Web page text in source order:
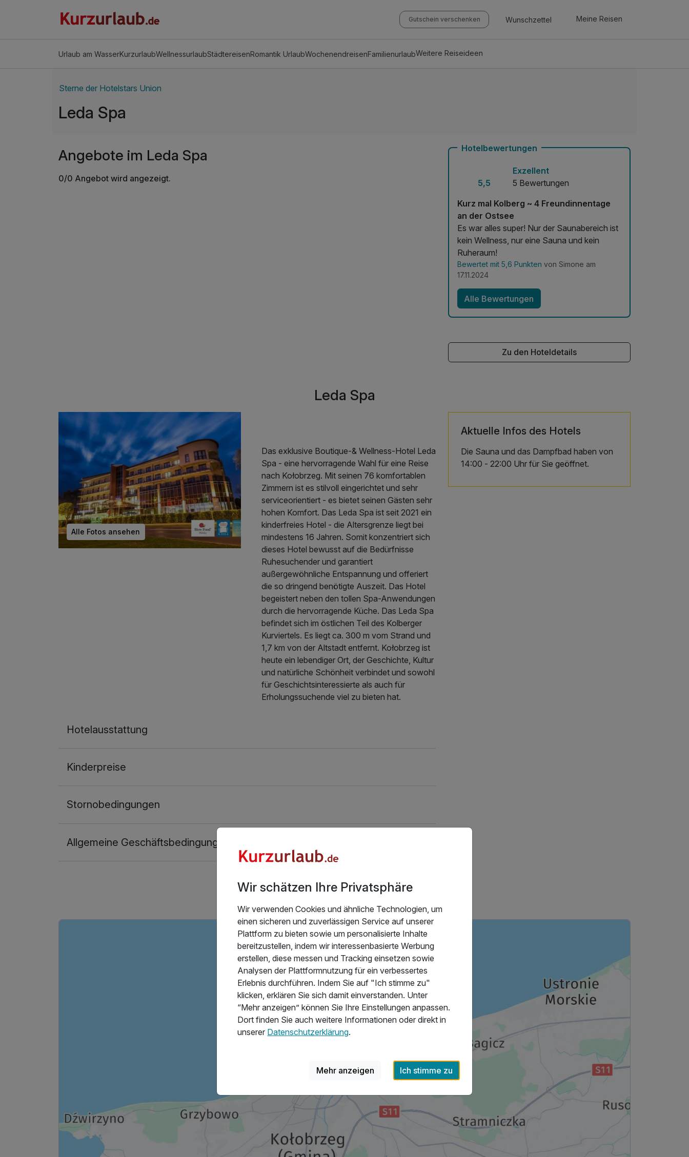
Gutschein verschenken Wunschzettel Meine Reisen
Urlaub am WasserKurzurlaubWellnessurlaubStädtereisenRomantik UrlaubWochenendreisenFamilienurlaubWeitere Reiseideen
Sterne der Hotelstars Union
Leda Spa
Angebote im Leda Spa
0/0 Angebot wird angezeigt.
Hotelbewertungen
5,5
Exzellent
5 Bewertungen
Kurz mal Kolberg ~ 4 Freundinnentage
an der Ostsee
Es war alles super! Nur der Saunabereich ist
kein Wellness, nur eine Sauna und kein
Ruheraum!
Bewertet mit 5,6 Punkten von Simone am
17.11.2024
Alle Bewertungen
Zu den Hoteldetails
Leda Spa
Alle Fotos ansehen
Das exklusive Boutique-& Wellness-Hotel Leda
Spa - eine hervorragende Wahl für eine Reise
nach Kołobrzeg. Mit seinen 76 komfortablen
Zimmern ist es stilvoll eingerichtet und sehr
serviceorientiert - es bietet seinen Gästen sehr
hohen Komfort. Das Leda Spa ist seit 2021 ein
kinderfreies Hotel - die Altersgrenze liegt bei
mindestens 16 Jahren. Somit konzentriert sich
dieses Hotel bewusst auf die Bedürfnisse
Ruhesuchender und garantiert
außergewöhnliche Entspannung und offeriert
die so dringend benötigte Auszeit. Das Hotel
begeistert neben den tollen Spa-Anwendungen
durch die hervorragende Küche. Das Leda Spa
befindet sich im östlichen Teil des Kolberger
Kurviertels. Es liegt ca. 300 m vom Strand und
1,7 km von der Altstadt entfernt. Kołobrzeg ist
heute ein lebendiger Ort, der Geschichte, Kultur
und natürliche Schönheit verbindet und sowohl
für Geschichtsinteressierte als auch für
Erholungssuchende viel zu bieten hat.
Hotelausstattung
Kinderpreise
Stornobedingungen
Allgemeine Geschäftsbedingungen
Aktuelle Infos des Hotels
Die Sauna und das Dampfbad haben von
14:00 - 22:00 Uhr für Sie geöffnet.
Hoteladresse
Wir schätzen Ihre Privatsphäre
Wir verwenden Cookies und ähnliche Technologien, um
einen sicheren und zuverlässigen Service auf unserer
Plattform zu bieten sowie um personalisierte Inhalte
bereitzustellen, indem wir interessenbasierte Werbung
erstellen, diese messen und Tracking einsetzen sowie
Analysen der Plattformnutzung für ein verbessertes
Erlebnis durchführen. Indem Sie auf "Ich stimme zu"
klicken, erklären Sie sich damit einverstanden. Unter
“Mehr anzeigen” können Sie Ihre Einstellungen anpassen.
Dort finden Sie auch weitere Informationen oder direkt in
unserer Datenschutzerklärung.
Mehr anzeigen Ich stimme zu